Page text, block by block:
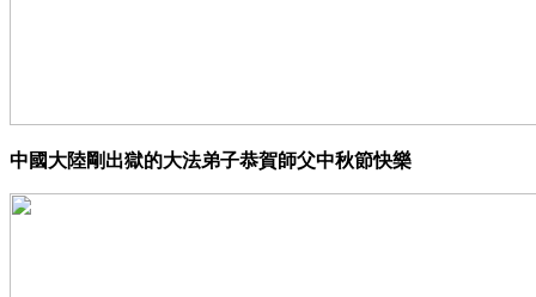
中國大陸剛出獄的大法弟子恭賀師父中秋節快樂